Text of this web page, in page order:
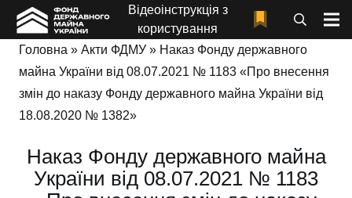
Відеоінструкція з
користування
Головна » Акти ФДМУ » Наказ Фонду державного
майна України від 08.07.2021 № 1183 «Про внесення
змін до наказу Фонду державного майна України від
18.08.2020 № 1382»
Наказ Фонду державного майна
України від 08.07.2021 № 1183